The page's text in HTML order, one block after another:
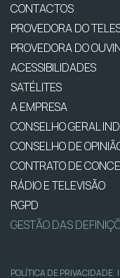
CONTACTOS
PROVEDORA DO
PROVEDORA DO
ACESSIBILIDADES
SATÉLITES
A EMPRESA
CONSELHO GERAL
CONSELHO DE
CONTRATO DE
RÁDIO E TELEVISÃO
RGPD
GESTÃO DAS
POLÍTICA DE PRIVACIDADE |